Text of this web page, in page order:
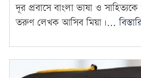
দূর প্রবাসে বাংলা ভাষা ও
তরুণ লেখক আসিব মিয়া।...